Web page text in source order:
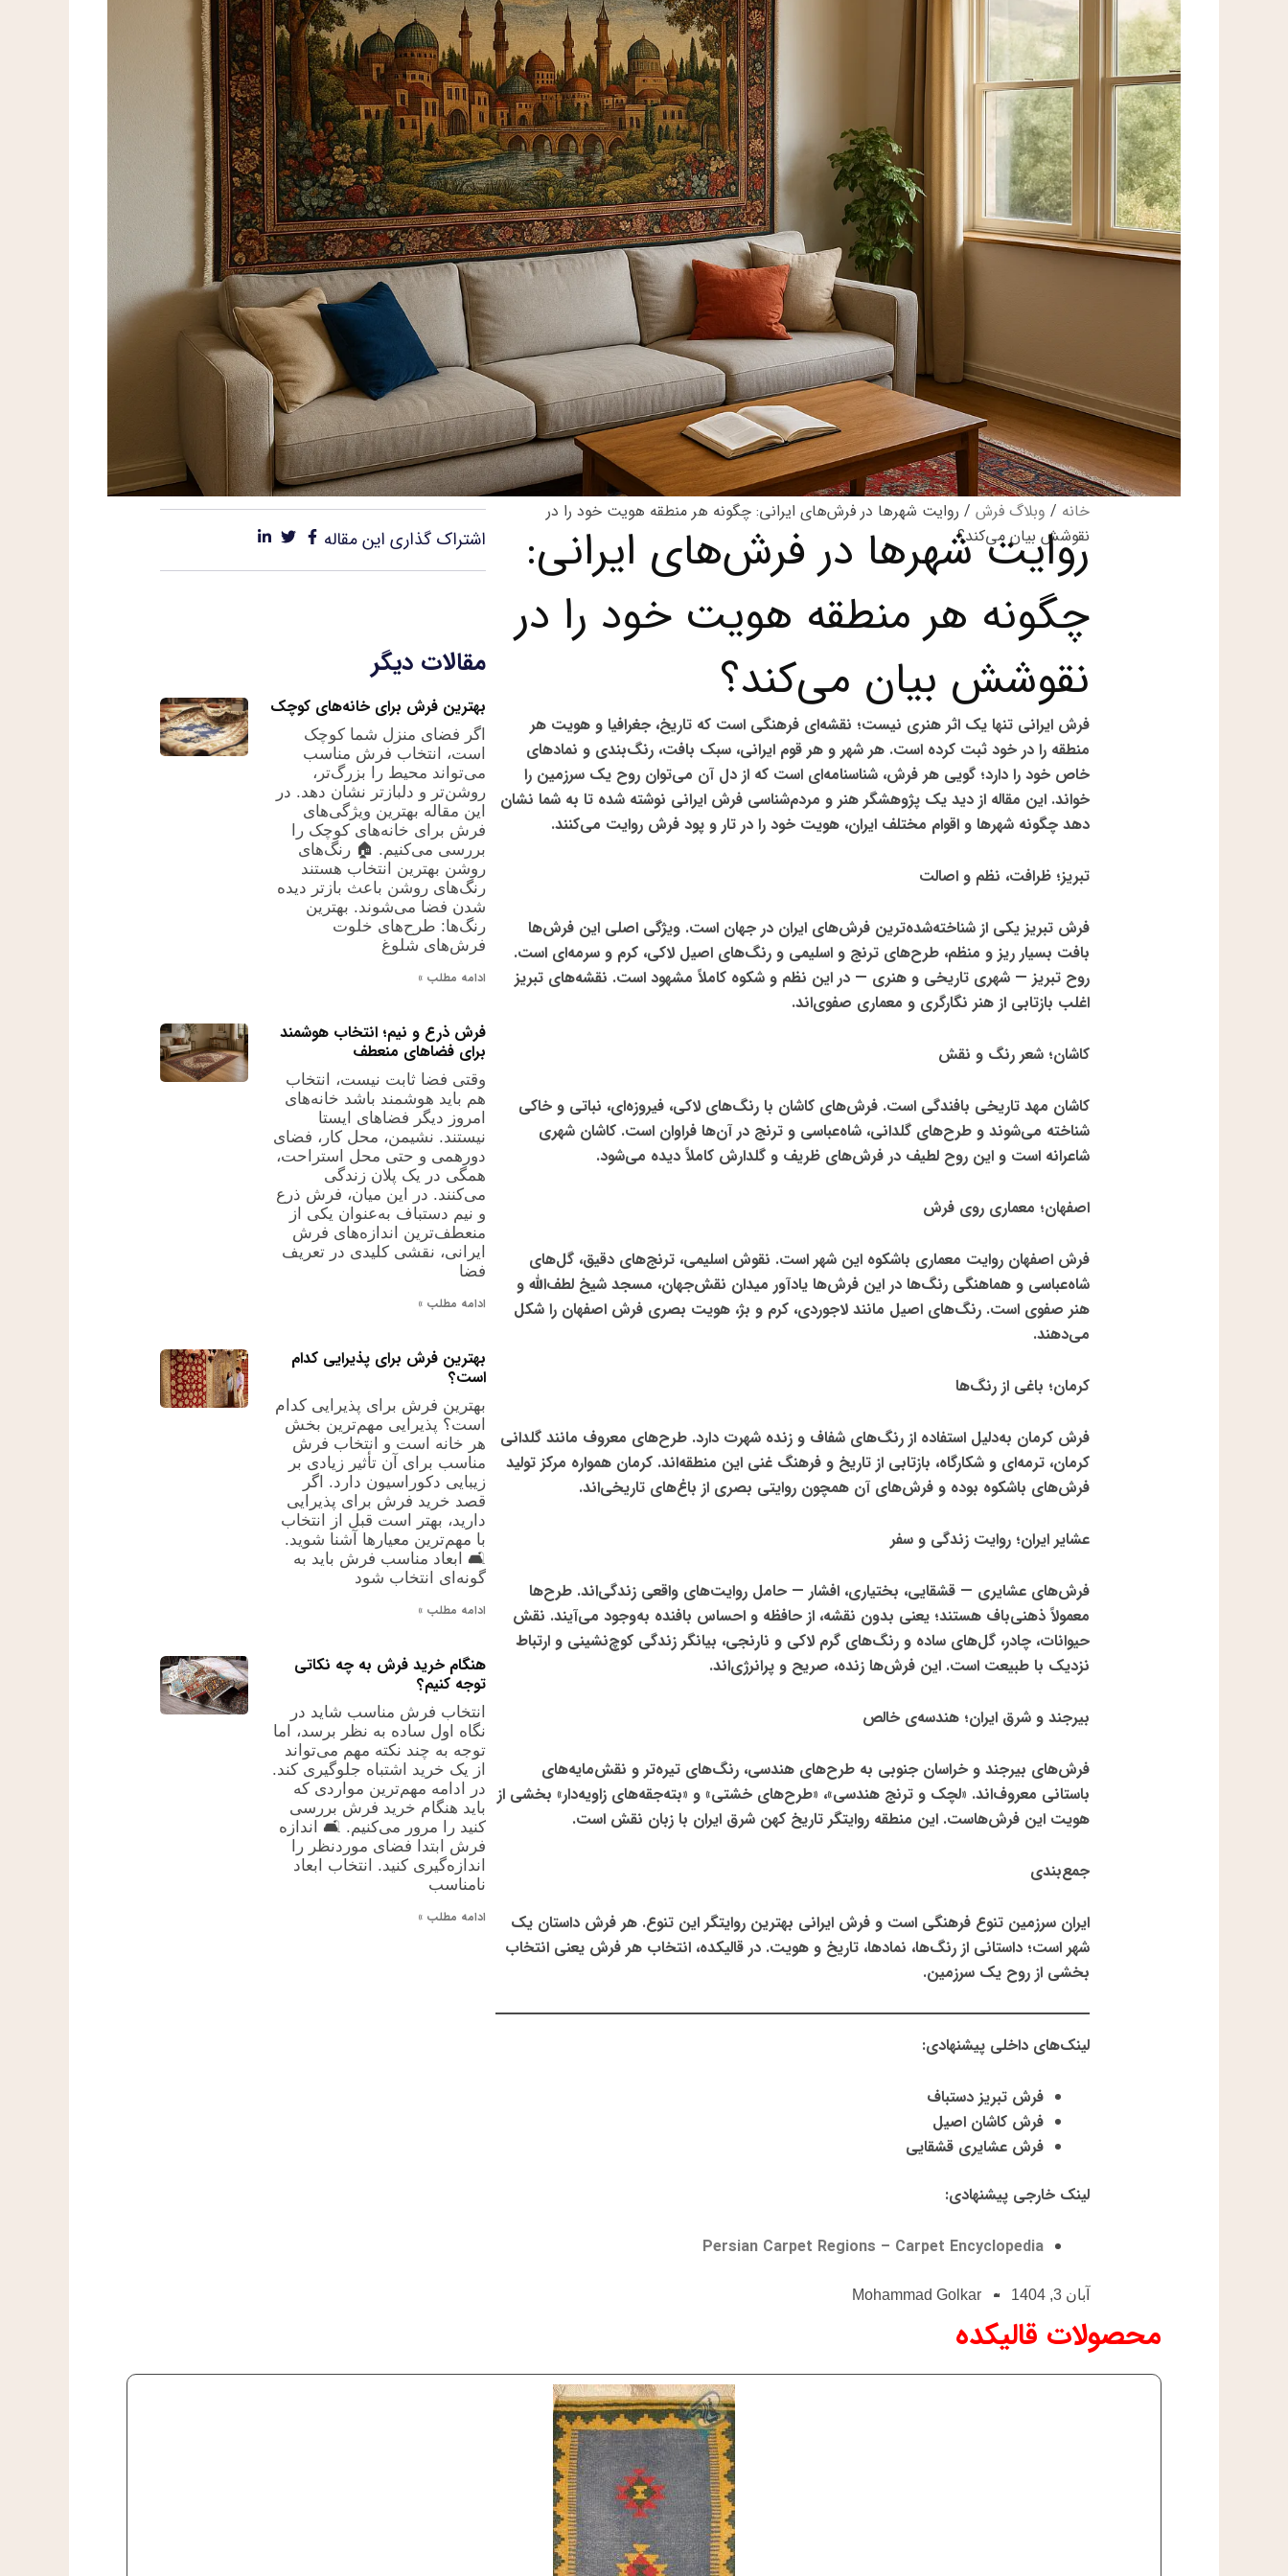
خانه / وبلاگ فرش/ روایت شهرها در فرش‌های ایرانی: چگونه هر منطقه هویت خود را در
نقوشش بیان می‌کند؟
روایت شهرها در فرش‌های ایرانی:
چگونه هر منطقه هویت خود را در
نقوشش بیان می‌کند؟
فرش ایرانی تنها یک اثر هنری نیست؛ نقشه‌ای فرهنگی است که تاریخ، جغرافیا و هویت هر
منطقه را در خود ثبت کرده است. هر شهر و هر قوم ایرانی، سبک بافت، رنگ‌بندی و نمادهای
خاص خود را دارد؛ گویی هر فرش، شناسنامه‌ای است که از دل آن می‌توان روح یک سرزمین را
خواند. این مقاله از دید یک پژوهشگر هنر و مردم‌شناسی فرش ایرانی نوشته شده تا به شما نشان
دهد چگونه شهرها و اقوام مختلف ایران، هویت خود را در تار و پود فرش روایت می‌کنند.
تبریز؛ ظرافت، نظم و اصالت
فرش تبریز یکی از شناخته‌شده‌ترین فرش‌های ایران در جهان است. ویژگی اصلی این فرش‌ها
بافت بسیار ریز و منظم، طرح‌های ترنج و اسلیمی و رنگ‌های اصیل لاکی، کرم و سرمه‌ای است.
روح تبریز — شهری تاریخی و هنری — در این نظم و شکوه کاملاً مشهود است. نقشه‌های تبریز
اغلب بازتابی از هنر نگارگری و معماری صفوی‌اند.
کاشان؛ شعر رنگ و نقش
کاشان مهد تاریخی بافندگی است. فرش‌های کاشان با رنگ‌های لاکی، فیروزه‌ای، نباتی و خاکی
شناخته می‌شوند و طرح‌های گلدانی، شاه‌عباسی و ترنج در آن‌ها فراوان است. کاشان شهری
شاعرانه است و این روح لطیف در فرش‌های ظریف و گلدارش کاملاً دیده می‌شود.
اصفهان؛ معماری روی فرش
فرش اصفهان روایت معماری باشکوه این شهر است. نقوش اسلیمی، ترنج‌های دقیق، گل‌های
شاه‌عباسی و هماهنگی رنگ‌هادر این فرش‌ها یادآور میدان نقش‌جهان، مسجد شیخ لطف‌الله و
هنر صفوی است. رنگ‌های اصیل مانند لاجوردی، کرم و بژ، هویت بصری فرش اصفهان را شکل
می‌دهند.
کرمان؛ باغی از رنگ‌ها
فرش کرمان به‌دلیل استفاده از رنگ‌های شفاف و زنده شهرت دارد. طرح‌های معروف مانند گلدانی
کرمان، ترمه‌ای و شکارگاه، بازتابی از تاریخ و فرهنگ غنی این منطقه‌اند. کرمان همواره مرکز تولید
فرش‌های باشکوه بوده و فرش‌های آن همچون روایتی بصری از باغ‌های تاریخی‌اند.
عشایر ایران؛ روایت زندگی و سفر
فرش‌های عشایری — قشقایی، بختیاری، افشار — حامل روایت‌های واقعی زندگی‌اند. طرح‌ها
معمولاً ذهنی‌باف هستند؛ یعنی بدون نقشه، از حافظه و احساس بافنده به‌وجود می‌آیند. نقش
حیوانات، چادر، گل‌های ساده و رنگ‌های گرم لاکی و نارنجی، بیانگر زندگی کوچ‌نشینی و ارتباط
نزدیک با طبیعت است. این فرش‌ها زنده، صریح و پرانرژی‌اند.
بیرجند و شرق ایران؛ هندسه‌ی خالص
فرش‌های بیرجند و خراسان جنوبی به طرح‌های هندسی، رنگ‌های تیره‌تر و نقش‌مایه‌های
باستانی معروف‌اند. «لچک و ترنج هندسی»، «طرح‌های خشتی» و «بته‌جقه‌های زاویه‌دار» بخشی از
هویت این فرش‌هاست. این منطقه روایتگر تاریخ کهن شرق ایران با زبان نقش است.
جمع‌بندی
ایران سرزمین تنوع فرهنگی است و فرش ایرانی بهترین روایتگر این تنوع. هر فرش داستان یک
شهر است؛ داستانی از رنگ‌ها، نمادها، تاریخ و هویت. در قالیکده، انتخاب هر فرش یعنی انتخاب
بخشی از روح یک سرزمین.
لینک‌های داخلی پیشنهادی:
فرش تبریز دستباف
فرش کاشان اصیل
فرش عشایری قشقایی
لینک خارجی پیشنهادی:
Persian Carpet Regions – Carpet Encyclopedia
آبان 3, 1404 Mohammad Golkar
اشتراک گذاری این مقاله
مقالات دیگر
بهترین فرش برای خانه‌های کوچک
اگر فضای منزل شما کوچک
است، انتخاب فرش مناسب
می‌تواند محیط را بزرگ‌تر،
روشن‌تر و دلبازتر نشان دهد. در
این مقاله بهترین ویژگی‌های
فرش برای خانه‌های کوچک را
بررسی می‌کنیم. 🏠 رنگ‌های
روشن بهترین انتخاب هستند
رنگ‌های روشن باعث بازتر دیده
شدن فضا می‌شوند. بهترین
رنگ‌ها: طرح‌های خلوت
فرش‌های شلوغ
ادامه مطلب »
فرش ذرع و نیم؛ انتخاب هوشمند
برای فضاهای منعطف
وقتی فضا ثابت نیست، انتخاب
هم باید هوشمند باشد خانه‌های
امروز دیگر فضاهای ایستا
نیستند. نشیمن، محل کار، فضای
دورهمی و حتی محل استراحت،
همگی در یک پلان زندگی
می‌کنند. در این میان، فرش ذرع
و نیم دستباف به‌عنوان یکی از
منعطف‌ترین اندازه‌های فرش
ایرانی، نقشی کلیدی در تعریف
فضا
ادامه مطلب »
بهترین فرش برای پذیرایی کدام
است؟
بهترین فرش برای پذیرایی کدام
است؟ پذیرایی مهم‌ترین بخش
هر خانه است و انتخاب فرش
مناسب برای آن تأثیر زیادی بر
زیبایی دکوراسیون دارد. اگر
قصد خرید فرش برای پذیرایی
دارید، بهتر است قبل از انتخاب
با مهم‌ترین معیارها آشنا شوید.
🛋️ ابعاد مناسب فرش باید به
گونه‌ای انتخاب شود
ادامه مطلب »
هنگام خرید فرش به چه نکاتی
توجه کنیم؟
انتخاب فرش مناسب شاید در
نگاه اول ساده به نظر برسد، اما
توجه به چند نکته مهم می‌تواند
از یک خرید اشتباه جلوگیری کند.
در ادامه مهم‌ترین مواردی که
باید هنگام خرید فرش بررسی
کنید را مرور می‌کنیم. 🛋️ اندازه
فرش ابتدا فضای موردنظر را
اندازه‌گیری کنید. انتخاب ابعاد
نامناسب
ادامه مطلب »
محصولات قالیکده